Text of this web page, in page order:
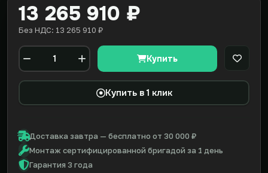
13 265 910 ₽
Без НДС: 13 265 910 ₽
Количество
Купить В
Купить в 1 клик
Доставка завтра — бесплатно от 30 000 ₽
Монтаж сертифицированной бригадой за 1 день
Гарантия 3 года